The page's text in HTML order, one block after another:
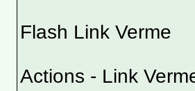
Flash Link Verme
Actions - Link